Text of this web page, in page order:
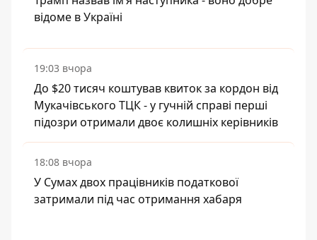
відоме в Україні
19:03 вчора
До $20 тисяч коштував квиток за кордон від
Мукачівського ТЦК - у гучній справі перші
підозри отримали двоє колишніх керівників
18:08 вчора
У Сумах двох працівників податкової
затримали під час отримання хабаря